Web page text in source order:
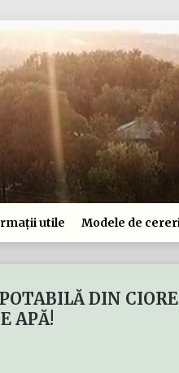
utile Modele de
DIN
APĂ!